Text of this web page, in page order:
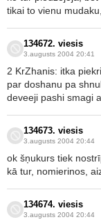
tikai to vienu
134672. viesis
3.augusts 2004 20:41
2 KrZhanis: itka
par doshanu pa
deveeji pashi smagi
134673. viesis
3.augusts 2004 20:44
ok šņukurs tiek
kā tur, nomierinos,
134674. viesis
3.augusts 2004 20:44